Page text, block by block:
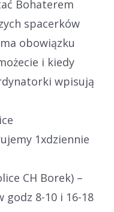
Bohaterem
spacerków
obowiązku
i kiedy
wpisują
1xdziennie
CH Borek) –
godz 8-10 i 16-18